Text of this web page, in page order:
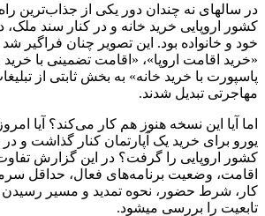
در سالهای نه چندان دور یکی از جذاب‌ترین
کشور اروپایی خرید خانه و در کنار سند
خود و خانواده‌ بود. این تصویر چنان فراگیر
«خرید اقامت اروپا»، «اقامت تضمینی با
پاسپورت با خرید خانه» به بخش ثابتی از
مهاجرتی تبدیل شدند.
اما آیا این نسخه هنوز هم کار می‌کند؟ آیا
یورو برای خرید یک آپارتمان کنار گذاشت و
کشور اروپایی را گرفت؟ در این گزارش
اقامت، وضعیت برنامه‌های فعال، حداقل
کار، شرط حضور، نحوه تمدید و مسیر رسیدن
تابعیت را بررسی میشود.